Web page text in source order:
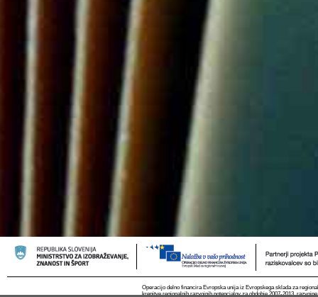
Operacijo delno financira Evropska unija iz Evropskega sklada za
krepitve regionalnih razvojnih potencialov za obdobje 2007-2013,